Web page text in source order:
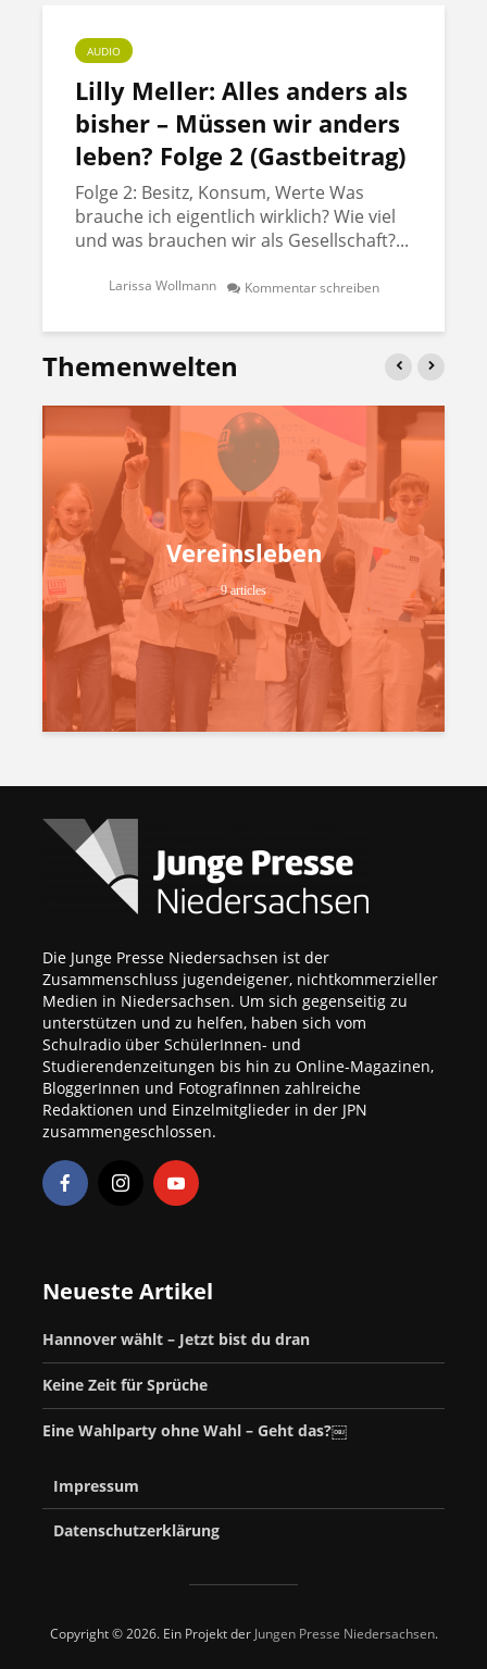
AUDIO
Lilly Meller: Alles anders als
bisher – Müssen wir anders
leben? Folge 2 (Gastbeitrag)
Folge 2: Besitz, Konsum, Werte Was
brauche ich eigentlich wirklich? Wie viel
und was brauchen wir als Gesellschaft?...
Larissa Wollmann Kommentar schreiben
Themenwelten
Vereinsleben
9 articles
Die Junge Presse Niedersachsen ist der
Zusammenschluss jugendeigener, nichtkommerzieller
Medien in Niedersachsen. Um sich gegenseitig zu
unterstützen und zu helfen, haben sich vom
Schulradio über SchülerInnen- und
Studierendenzeitungen bis hin zu Online-Magazinen,
BloggerInnen und FotografInnen zahlreiche
Redaktionen und Einzelmitglieder in der JPN
zusammengeschlossen.
Neueste Artikel
Hannover wählt – Jetzt bist du dran
Keine Zeit für Sprüche
Eine Wahlparty ohne Wahl – Geht das?￼
Impressum
Datenschutzerklärung
Copyright © 2026. Ein Projekt der Jungen Presse Niedersachsen.